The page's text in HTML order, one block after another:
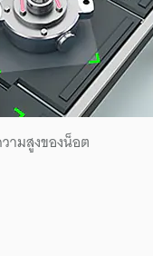
ามสูงของน็อต